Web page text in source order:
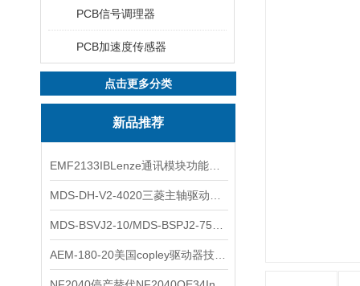
PCB信号调理器
PCB加速度传感器
点击更多分类
新品推荐